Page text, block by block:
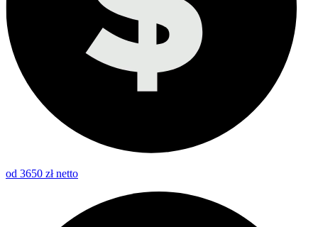
od 3650 zł netto